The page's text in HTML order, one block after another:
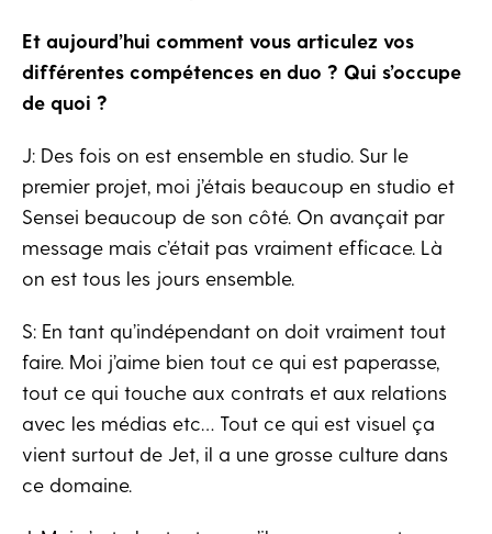
Et aujourd’hui comment vous articulez vos
différentes compétences en duo ? Qui s’occupe
de quoi ?
J: Des fois on est ensemble en studio. Sur le
premier projet, moi j’étais beaucoup en studio et
Sensei beaucoup de son côté. On avançait par
message mais c’était pas vraiment efficace. Là
on est tous les jours ensemble.
S: En tant qu’indépendant on doit vraiment tout
faire. Moi j’aime bien tout ce qui est paperasse,
tout ce qui touche aux contrats et aux relations
avec les médias etc… Tout ce qui est visuel ça
vient surtout de Jet, il a une grosse culture dans
ce domaine.